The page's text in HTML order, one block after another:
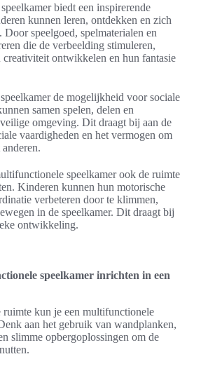
biedt een inspirerende
kunnen leren, ontdekken en zich
speelgoed, spelmaterialen en
die de verbeelding stimuleren,
ontwikkelen en hun fantasie
de mogelijkheid voor sociale
samen spelen, delen en
omgeving. Dit draagt bij aan de
vaardigheden en het vermogen om
speelkamer ook de ruimte
Kinderen kunnen hun motorische
verbeteren door te klimmen,
in de speelkamer. Dit draagt bij
ontwikkeling.
speelkamer inrichten in een
ruimte kun je een multifunctionele
aan het gebruik van wandplanken,
slimme opbergoplossingen om de